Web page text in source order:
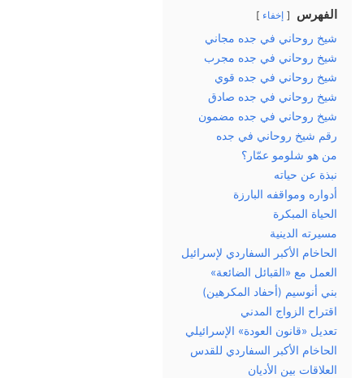
الفهرس إخفاء
شيخ روحاني في جده مجاني
شيخ روحاني في جده مجرب
شيخ روحاني في جده قوي
شيخ روحاني في جده صادق
شيخ روحاني في جده مضمون
رقم شيخ روحاني في جده
من هو شلومو عمّار؟
نبذة عن حياته
أدواره ومواقفه البارزة
الحياة المبكرة
مسيرته الدينية
الحاخام الأكبر السفاردي لإسرائيل
العمل مع «القبائل الضائعة»
بني أنوسيم (أحفاد المكرهين)
اقتراح الزواج المدني
تعديل «قانون العودة» الإسرائيلي
الحاخام الأكبر السفاردي للقدس
العلاقات بين الأديان